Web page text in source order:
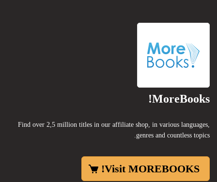
MoreBooks!
Find over 2,5 million titles in our affiliate shop, in various languages,
genres and countless topics.
Visit MOREBOOKS!